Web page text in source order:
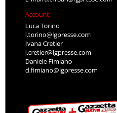
Account
Luca Torino
l.torino@lgpresse.com
Ivana Cretier
i.cretier@lgpresse.com
Daniele Fimiano
d.fimiano@lgpresse.com